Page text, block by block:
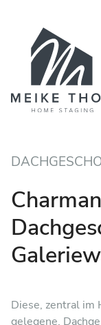
Diese, zentral im
gelegene,